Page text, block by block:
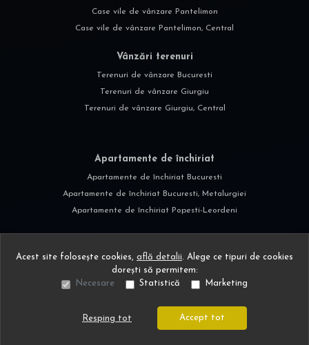
Sună acum Solicită vizionare
Case vile de vânzare Pantelimon
Case vile de vânzare Pantelimon, Central
Vânzări terenuri
Terenuri de vânzare Bucuresti
Terenuri de vânzare Giurgiu
Terenuri de vânzare Giurgiu, Central
Apartamente de închiriat
Apartamente de închiriat Bucuresti
Apartamente de închiriat Bucuresti, Metalurgiei
Apartamente de închiriat Popesti-Leordeni
Urban Exclusive Estate S.R.L.
Site creat în
Acest site folosește cookies, află detalii. Alege ce tipuri de cookies
dorești să permitem:
Necesare
Statistică Marketing
Resping tot Accept tot